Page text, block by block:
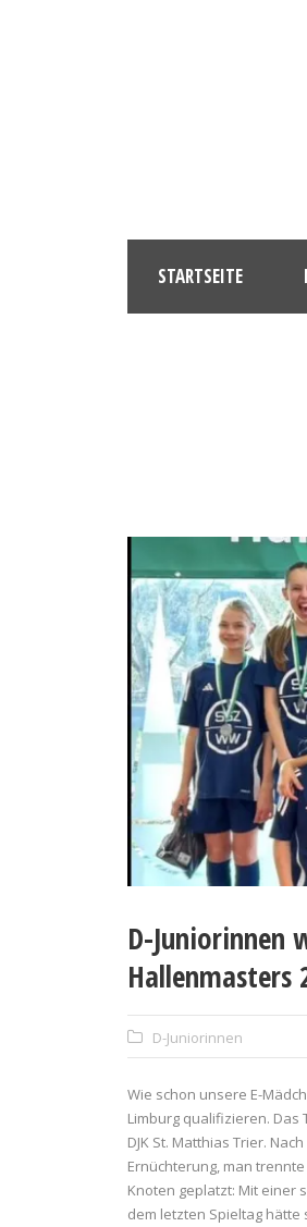
STARTSEITE
D-Juniorinnen
Hallenmasters
D-Juniorinnen
Wie schon unsere E-
Limburg qualifizieren. Das
DJK St. Matthias Trier.
Ernüchterung, man
Knoten geplatzt: Mit einer
dem letzten Spieltag